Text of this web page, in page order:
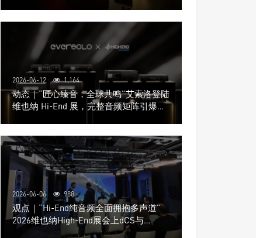
2026-06-12 1,164
动态｜“匠心臻音，全球共鸣”艾索洛登陆
维也纳 Hi-End 展，完整音频矩阵引爆关
2026-06-06 988
观点｜“Hi-End纯音频全面拥抱多声道”
2026维也纳High-End展会上dCS与
Trinnov Audio搭建多声道演示系统